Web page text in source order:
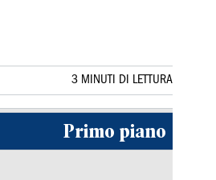
3 MINUTI DI LETTURA
Primo piano